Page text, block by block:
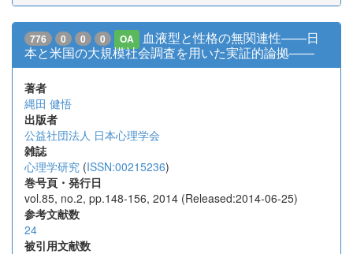
776 0 0 0 OA
血液型と性格の無関連性――日
本と米国の大規模社会調査を用いた実証的論拠――
著者
縄田 健悟
出版者
公益社団法人 日本心理学会
雑誌
心理学研究 (ISSN:00215236)
巻号頁・発行日
vol.85, no.2, pp.148-156, 2014 (Released:2014-06-25)
参考文献数
24
被引用文献数